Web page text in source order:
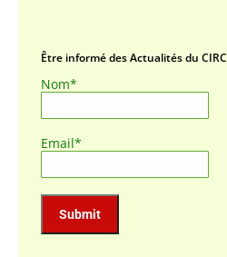
Être informé des Actualités du CIRC
Nom*
Email*